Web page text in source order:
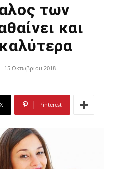
των
και
15 Οκτωβρίου 2018
X Pinterest